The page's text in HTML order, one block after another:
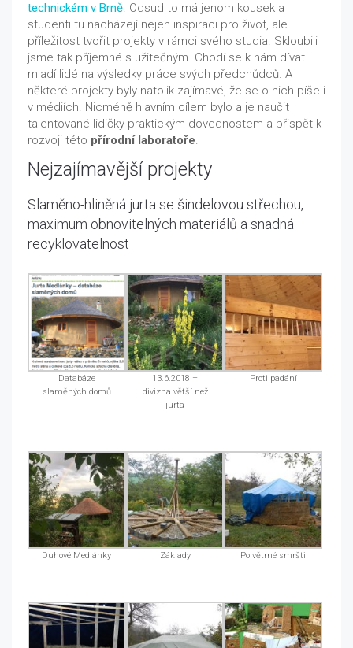
technickém v Brně. Odsud to má jenom kousek a
studenti tu nacházejí nejen inspiraci pro život, ale
příležitost tvořit projekty v rámci svého studia. Skloubili
jsme tak příjemné s užitečným. Chodí se k nám dívat
mladí lidé na výsledky práce svých předchůdců. A
některé projekty byly natolik zajímavé, že se o nich píše i
v médiích. Nicméně hlavním cílem bylo a je naučit
talentované lidičky praktickým dovednostem a přispět k
rozvoji této přírodní laboratoře.
Nejzajímavější projekty
Slaměno-hliněná jurta se šindelovou střechou,
maximum obnovitelných materiálů a snadná
recyklovatelnost
Databáze
slaměných domů
13.6.2018 –
divizna větší než
jurta
Proti padání
Duhové Medlánky Základy Po větrné smršti